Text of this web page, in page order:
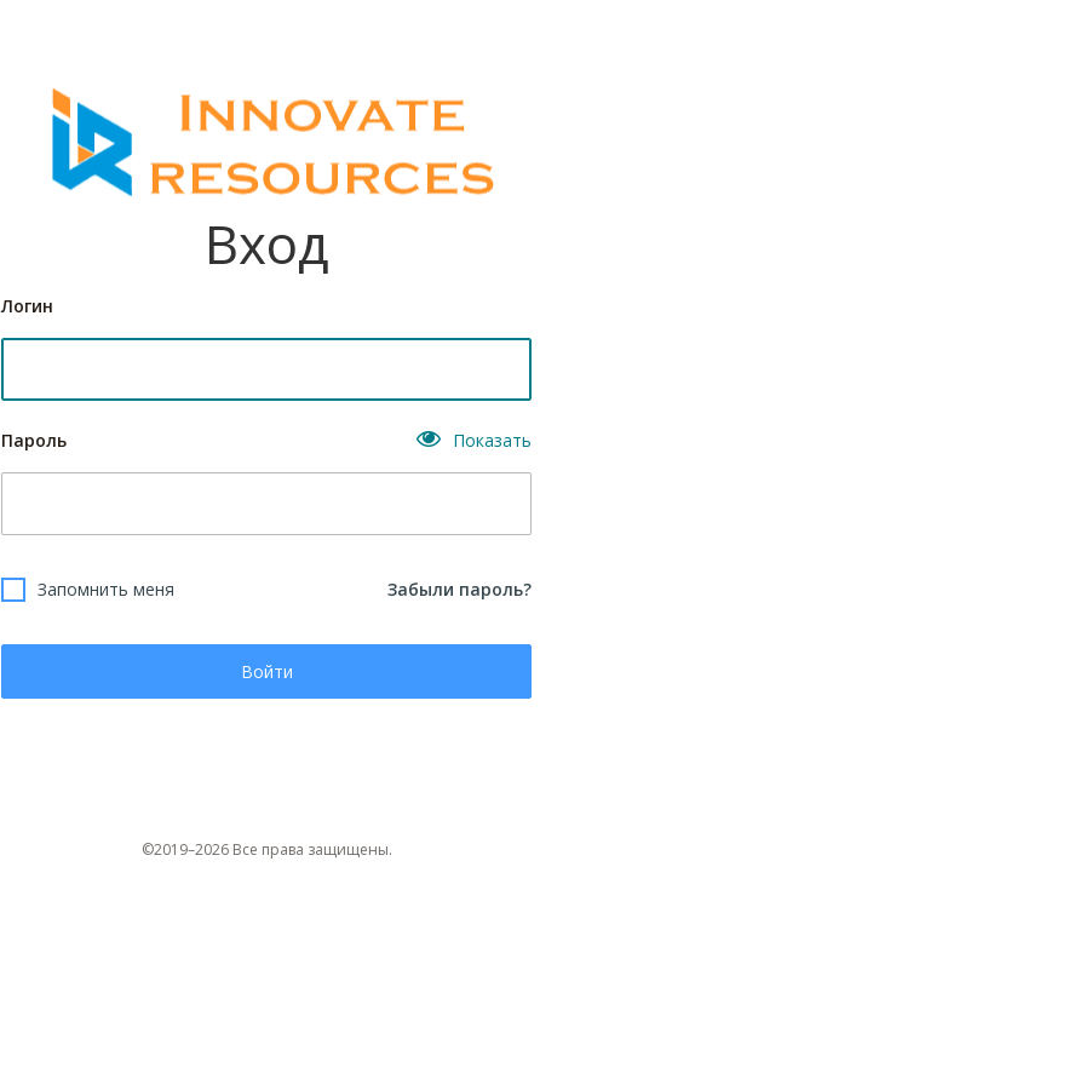
Вход
Логин
Пароль Показать
Запомнить меня Забыли пароль?
Войти
©2019–2026 Все права защищены.